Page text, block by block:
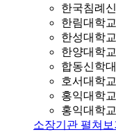
한국침례
한림대학
한성대학
한양대학
합동신학
호서대학
홍익대학
홍익대학
소장기관 펼쳐보